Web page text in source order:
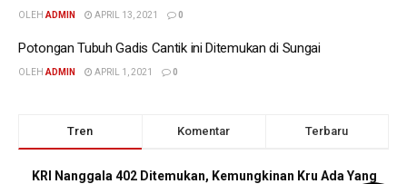
OLEH ADMIN APRIL 13, 2021 0
Potongan Tubuh Gadis Cantik ini Ditemukan di Sungai
OLEH ADMIN APRIL 1, 2021 0
Tren Komentar Terbaru
KRI Nanggala 402 Ditemukan, Kemungkinan Kru Ada Yang